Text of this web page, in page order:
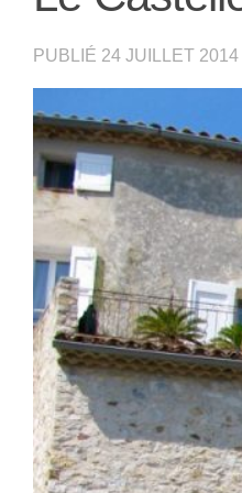
PUBLIÉ 24 JUILLET 2014